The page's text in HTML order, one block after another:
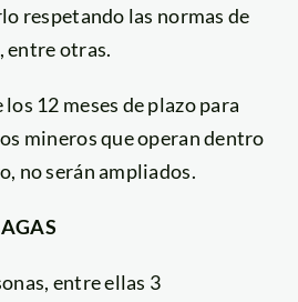
respetando las normas de
entre otras.
12 meses de plazo para
mineros que operan dentro
no serán ampliados.
entre ellas 3